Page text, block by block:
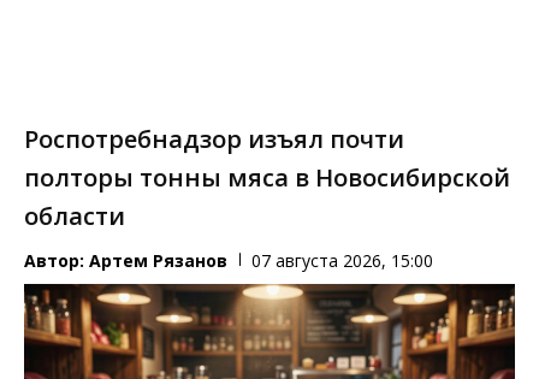
Роспотребнадзор изъял почти
полторы тонны мяса в Новосибирской
области
Автор: Артем Рязанов 07 августа 2026, 15:00